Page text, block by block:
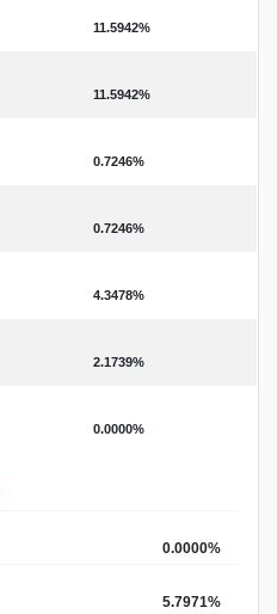
11.5942%
11.5942%
0.7246%
0.7246%
4.3478%
2.1739%
0.0000%
0.0000%
5.7971%